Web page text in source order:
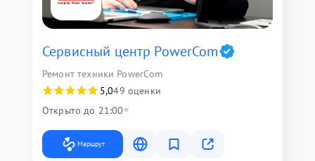
Сервисный центр PowerCom
Ремонт техники PowerCom
5,049 оценки
Открыто до 21:00
Маршрут